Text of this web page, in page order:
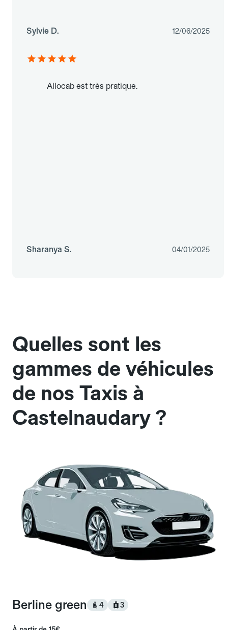
Sylvie D. 12/06/2025
Allocab est très pratique.
Sharanya S. 04/01/2025
Quelles sont les
gammes de véhicules
de nos Taxis à
Castelnaudary ?
Berline green 4 3